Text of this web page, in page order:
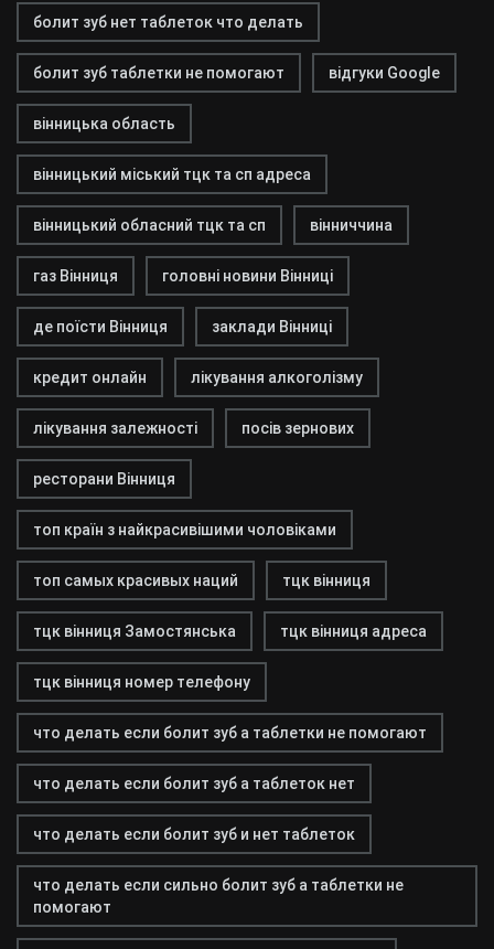
болит зуб нет таблеток что делать
болит зуб таблетки не помогают відгуки Google
вінницька область
вінницький міський тцк та сп адреса
вінницький обласний тцк та сп вінниччина
газ Вінниця головні новини Вінниці
де поїсти Вінниця заклади Вінниці
кредит онлайн лікування алкоголізму
лікування залежності посів зернових
ресторани Вінниця
топ країн з найкрасивішими чоловіками
топ самых красивых наций тцк вінниця
тцк вінниця Замостянська тцк вінниця адреса
тцк вінниця номер телефону
что делать если болит зуб а таблетки не помогают
что делать если болит зуб а таблеток нет
что делать если болит зуб и нет таблеток
что делать если сильно болит зуб а таблетки не
помогают